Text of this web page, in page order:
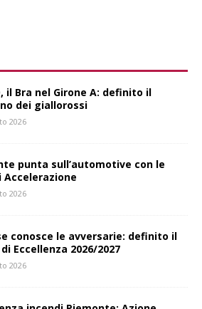
il Bra nel Girone A: definito il
dei giallorossi
2026
punta sull’automotive con le
Accelerazione
2026
conosce le avversarie: definito il
Eccellenza 2026/2027
2026